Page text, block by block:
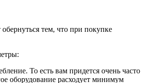
тем, что при покупке
То есть вам придется очень часто
оборудование расходует минимум